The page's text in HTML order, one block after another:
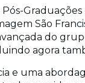
São
do
agora
e uma